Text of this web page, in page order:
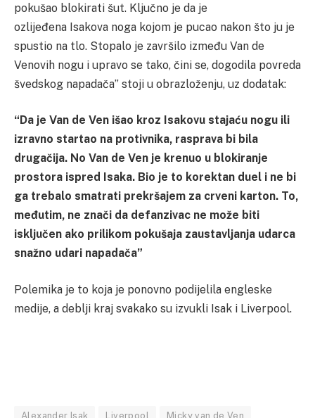
pokušao blokirati šut. Ključno je da je
ozlijeđena Isakova noga kojom je pucao nakon što ju je
spustio na tlo. Stopalo je završilo između Van de
Venovih nogu i upravo se tako, čini se, dogodila povreda
švedskog napadača” stoji u obrazloženju, uz dodatak:
“Da je Van de Ven išao kroz Isakovu stajaću nogu ili
izravno startao na protivnika, rasprava bi bila
drugačija. No Van de Ven je krenuo u blokiranje
prostora ispred Isaka. Bio je to korektan duel i ne bi
ga trebalo smatrati prekršajem za crveni karton. To,
međutim, ne znači da defanzivac ne može biti
isključen ako prilikom pokušaja zaustavljanja udarca
snažno udari napadača”
Polemika je to koja je ponovno podijelila engleske
medije, a deblji kraj svakako su izvukli Isak i Liverpool.
Alexander Isak Liverpool Micky van de Ven